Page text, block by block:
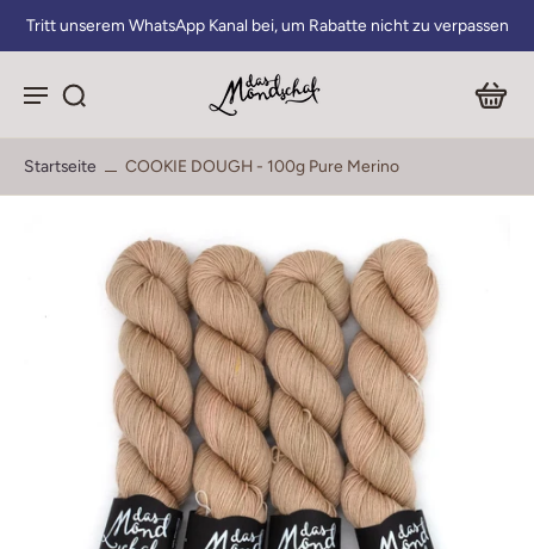
Tritt unserem WhatsApp Kanal bei, um Rabatte nicht zu verpassen
Startseite COOKIE DOUGH - 100g Pure Merino